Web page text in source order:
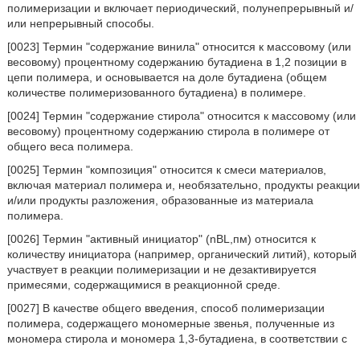
полимеризации и включает периодический, полунепрерывный и/
или непрерывный способы.
[0023] Термин "содержание винила" относится к массовому (или
весовому) процентному содержанию бутадиена в 1,2 позиции в
цепи полимера, и основывается на доле бутадиена (общем
количестве полимеризованного бутадиена) в полимере.
[0024] Термин "содержание стирола" относится к массовому (или
весовому) процентному содержанию стирола в полимере от
общего веса полимера.
[0025] Термин "композиция" относится к смеси материалов,
включая материал полимера и, необязательно, продукты реакции
и/или продукты разложения, образованные из материала
полимера.
[0026] Термин "активный инициатор" (nBL,пм) относится к
количеству инициатора (например, органический литий), который
участвует в реакции полимеризации и не дезактивируется
примесями, содержащимися в реакционной среде.
[0027] В качестве общего введения, способ полимеризации
полимера, содержащего мономерные звенья, полученные из
мономера стирола и мономера 1,3-бутадиена, в соответствии с